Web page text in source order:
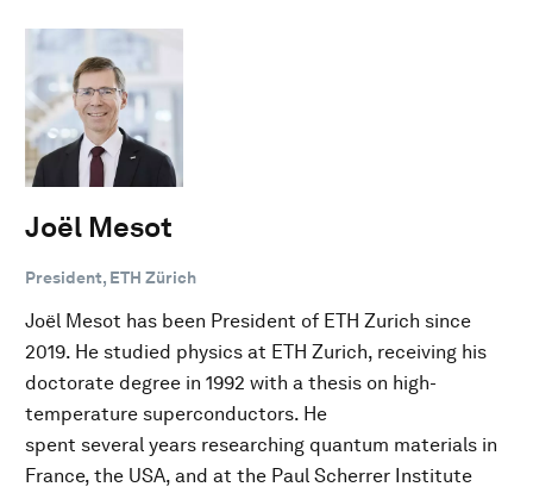
Joël Mesot
President, ETH Zürich
Joël Mesot has been President of ETH Zurich since
2019. He studied physics at ETH Zurich, receiving his
doctorate degree in 1992 with a thesis on high-
temperature superconductors. He
spent several years researching quantum materials in
France, the USA, and at the Paul Scherrer Institute